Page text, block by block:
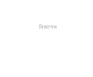
বিজ্ঞাপন